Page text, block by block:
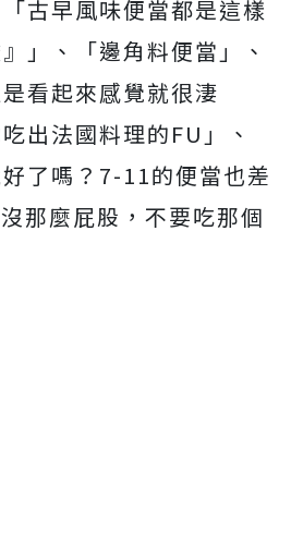
古早風味便當都是這樣
」、「邊角料便當」、
看起來感覺就很淒
吃出法國料理的FU」、
好了嗎？7-11的便當也差
那麼屁股，不要吃那個